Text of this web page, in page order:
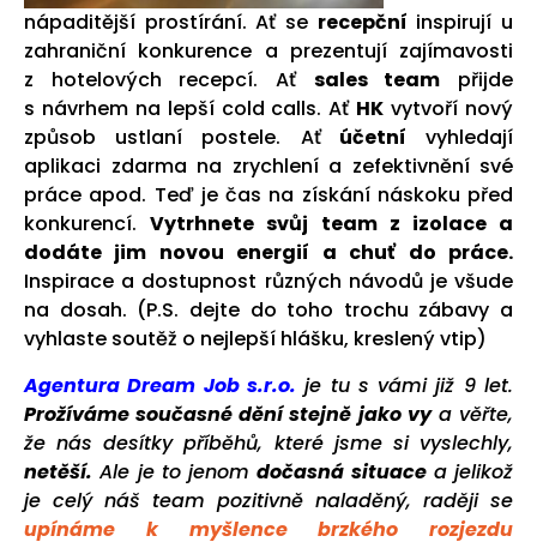
nápaditější prostírání. Ať se recepční inspirují u
zahraniční konkurence a prezentují zajímavosti
z hotelových recepcí. Ať sales team přijde
s návrhem na lepší cold calls. Ať HK vytvoří nový
způsob ustlaní postele. Aťúčetní vyhledají
aplikaci zdarma na zrychlení a zefektivnění své
práce apod. Teď je čas na získání náskoku před
konkurencí.Vytrhnete svůj team z izolace a
dodáte jim novou energií a chuť do práce.
Inspirace a dostupnost různých návodů je všude
na dosah. (P.S. dejte do toho trochu zábavy a
vyhlaste soutěž o nejlepší hlášku, kreslený vtip)
Agentura Dream Job s.r.o. je tu s vámi již 9 let.
Prožíváme současné dění stejně jako vya věřte,
že nás desítky příběhů, které jsme si vyslechly,
netěší. Ale je to jenomdočasná situacea jelikož
je celý náš team pozitivně naladěný, raději se
upínáme k myšlence brzkého rozjezdu